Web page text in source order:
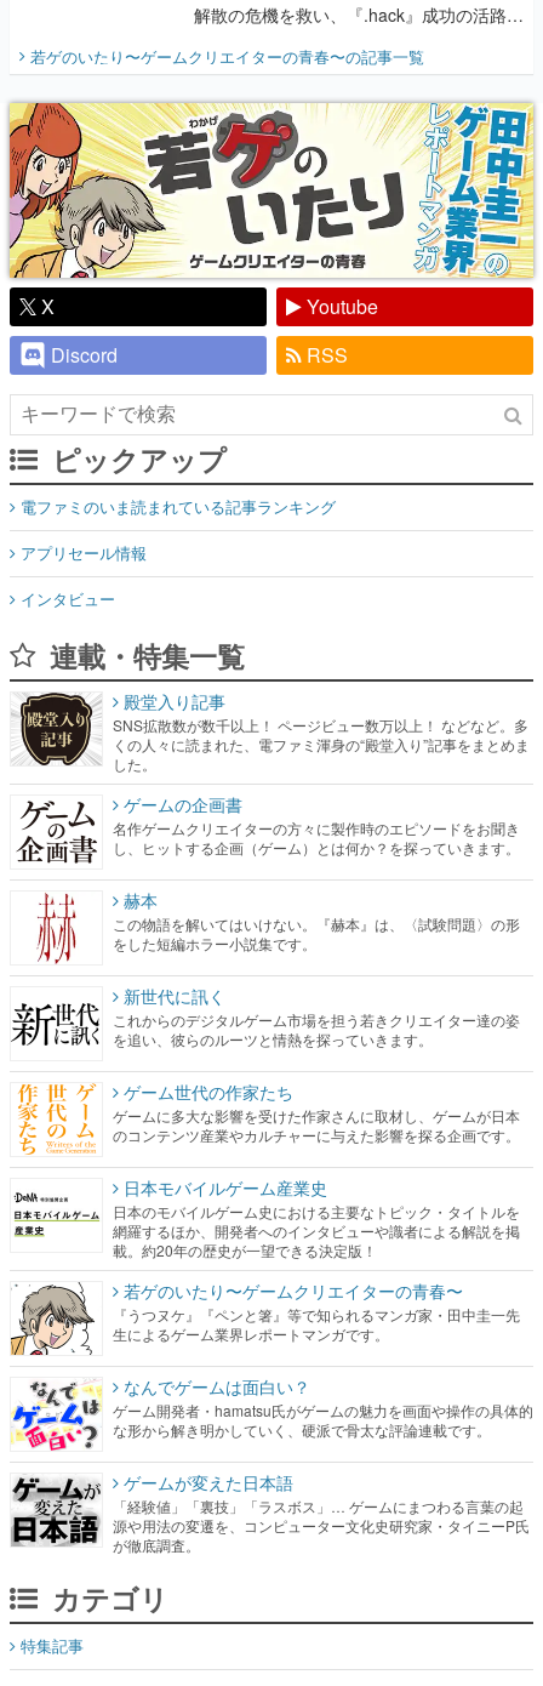
解散の危機を救い、『.hack』成功の活路を
開く。業界の快男児・松山 洋に流れる血は
『少年ジャンプ』色だった【若ゲのいた
り】
若ゲのいたり〜ゲームクリエイターの青春〜の記事一覧
X
Youtube
Discord
RSS
ピックアップ
電ファミのいま読まれている記事ランキング
アプリセール情報
インタビュー
連載・特集一覧
殿堂入り記事
SNS拡散数が数千以上！ ページビュー数万以上！ などなど。多
くの人々に読まれた、電ファミ渾身の“殿堂入り”記事をまとめま
した。
ゲームの企画書
名作ゲームクリエイターの方々に製作時のエピソードをお聞き
し、ヒットする企画（ゲーム）とは何か？を探っていきます。
赫本
この物語を解いてはいけない。『赫本』は、〈試験問題〉の形
をした短編ホラー小説集です。
新世代に訊く
これからのデジタルゲーム市場を担う若きクリエイター達の姿
を追い、彼らのルーツと情熱を探っていきます。
ゲーム世代の作家たち
ゲームに多大な影響を受けた作家さんに取材し、ゲームが日本
のコンテンツ産業やカルチャーに与えた影響を探る企画です。
日本モバイルゲーム産業史
日本のモバイルゲーム史における主要なトピック・タイトルを
網羅するほか、開発者へのインタビューや識者による解説を掲
載。約20年の歴史が一望できる決定版！
若ゲのいたり〜ゲームクリエイターの青春〜
『うつヌケ』『ペンと箸』等で知られるマンガ家・田中圭一先
生によるゲーム業界レポートマンガです。
なんでゲームは面白い？
ゲーム開発者・hamatsu氏がゲームの魅力を画面や操作の具体的
な形から解き明かしていく、硬派で骨太な評論連載です。
ゲームが変えた日本語
「経験値」「裏技」「ラスボス」… ゲームにまつわる言葉の起
源や用法の変遷を、コンピューター文化史研究家・タイニーP氏
が徹底調査。
カテゴリ
特集記事